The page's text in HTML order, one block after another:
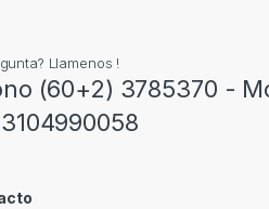
Llamenos !
(60+2) 3785370 -